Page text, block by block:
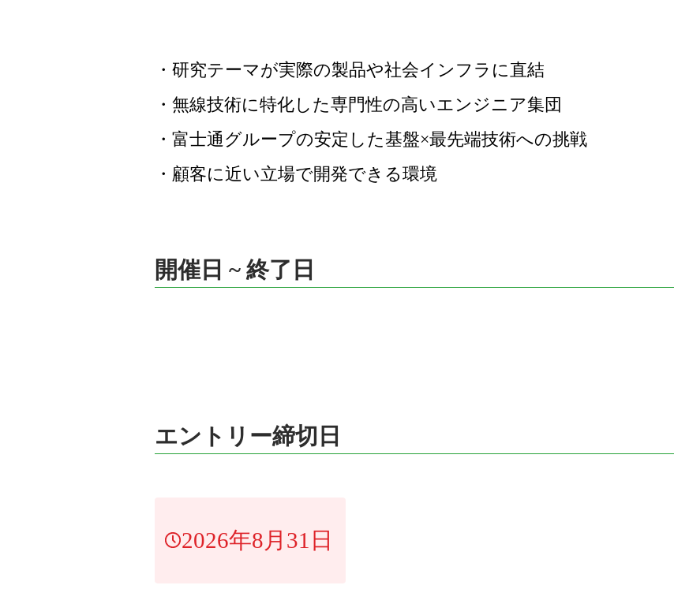
・研究テーマが実際の製品や社会インフラに直結
・無線技術に特化した専門性の高いエンジニア集団
・富士通グループの安定した基盤×最先端技術への挑戦
・顧客に近い立場で開発できる環境
開催日 ~ 終了日
エントリー締切日
2026年8月31日